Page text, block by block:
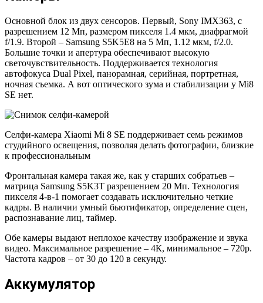
Основной блок из двух сенсоров. Первый, Sony IMX363, с
разрешением 12 Мп, размером пикселя 1.4 мкм, диафрагмой
f/1.9. Второй – Samsung S5K5E8 на 5 Мп, 1.12 мкм, f/2.0.
Большие точки и апертура обеспечивают высокую
светочувствительность. Поддерживается технология
автофокуса Dual Pixel, панорамная, серийная, портретная,
ночная съемка. А вот оптического зума и стабилизации у Mi8
SE нет.
Селфи-камера Xiaomi Mi 8 SE поддерживает семь режимов
студийного освещения, позволяя делать фотографии, близкие
к профессиональным
Фронтальная камера такая же, как у старших собратьев –
матрица Samsung S5K3T разрешением 20 Мп. Технология
пикселя 4-в-1 помогает создавать исключительно четкие
кадры. В наличии умный бьютификатор, определение сцен,
распознавание лиц, таймер.
Обе камеры выдают неплохое качеству изображение и звука
видео. Максимальное разрешение – 4К, минимальное – 720р.
Частота кадров – от 30 до 120 в секунду.
Аккумулятор